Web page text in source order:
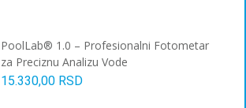
PoolLab® 1.0 – Profesionalni Fotometar
za Preciznu Analizu Vode
15.330,00 RSD